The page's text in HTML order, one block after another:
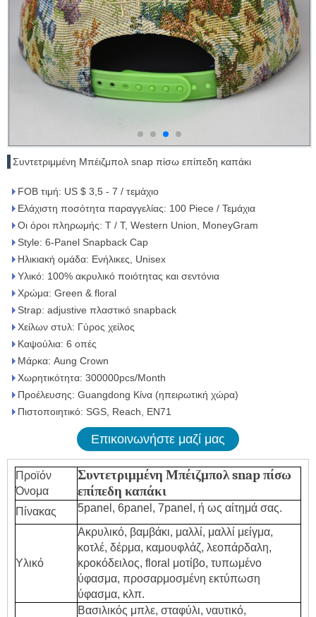
Συντετριμμένη Μπέιζμπολ snap πίσω επίπεδη καπάκι
FOB τιμή: US $ 3,5 - 7 / τεμάχιο
Ελάχιστη ποσότητα παραγγελίας: 100 Piece / Τεμάχια
Οι όροι πληρωμής: T / T, Western Union, MoneyGram
Style: 6-Panel Snapback Cap
Ηλικιακή ομάδα: Ενήλικες, Unisex
Υλικό: 100% ακρυλικό ποιότητας και σεντόνια
Χρώμα: Green & floral
Strap: adjustive πλαστικό snapback
Χείλων στυλ: Γύρος χείλος
Καψούλια: 6 οπές
Μάρκα: Aung Crown
Χωρητικότητα: 300000pcs/Month
Προέλευσης: Guangdong Κίνα (ηπειρωτική χώρα)
Πιστοποιητικό: SGS, Reach, EN71
Επικοινωνήστε μαζί μας
Προϊόν
Όνομα
Συντετριμμένη Μπέιζμπολ snap πίσω
επίπεδη καπάκι
Πίνακας 5panel, 6panel, 7panel, ή ως αίτημά σας.
Υλικό
Ακρυλικό, βαμβάκι, μαλλί, μαλλί μείγμα,
κοτλέ, δέρμα, καμουφλάζ, λεοπάρδαλη,
κροκόδειλος, floral μοτίβο, τυπωμένο
ύφασμα, προσαρμοσμένη εκτύπωση
ύφασμα, κλπ.
Βασιλικός μπλε, σταφύλι, ναυτικό,